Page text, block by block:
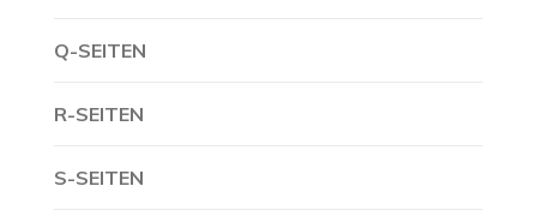
Q-SEITEN
R-SEITEN
S-SEITEN